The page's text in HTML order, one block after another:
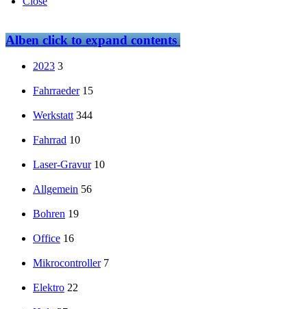
Albenclick to expand contents
2023 3
Fahrraeder 15
Werkstatt 344
Fahrrad 10
Laser-Gravur 10
Allgemein 56
Bohren 19
Office 16
Mikrocontroller 7
Elektro 22